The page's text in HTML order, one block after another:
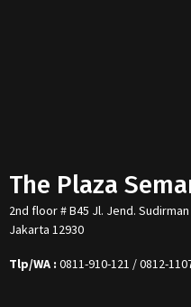
The Plaza
2nd floor # B45 Jl. Jend. Sudirman
Jakarta 12930
Tlp/WA : 0811-910-121 / 0812-